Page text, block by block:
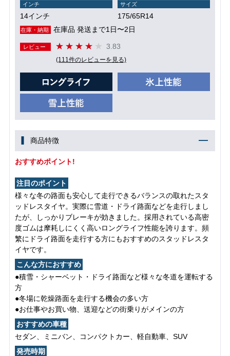
インチ
14インチ
サイズ
175/65R14
在庫・納期 在庫品 発送まで1日〜2日
レビュー 3.83
(111件のレビューを見る)
商品特徴
おすすめポイント!
注目のポイント
様々な冬の路面も安心して走行できるバランスの取れたスタ
ッドレスタイヤ。実際に雪道・ドライ路面などを走行しまし
たが、しっかりブレーキが効きました。採用されている高密
度ゴムは摩耗しにくく高いロングライフ性能を誇ります。頻
繁にドライ路面を走行する方にもおすすめのスタッドレスタ
イヤです。
こんな方におすすめ
●積雪・シャーベット・ドライ路面など様々な冬道を運転する
方
●冬場に乾燥路面を走行する機会の多い方
●お仕事やお買い物、送迎などの街乗りがメインの方
おすすめの車種
セダン、ミニバン、コンパクトカー、軽自動車、SUV
発売時期